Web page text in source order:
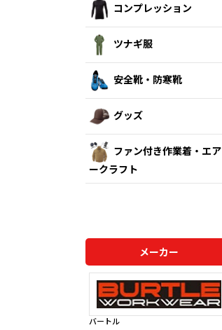
コンプレッション
ツナギ服
安全靴・防寒靴
グッズ
ファン付き作業着・エア
ークラフト
メーカー
バートル